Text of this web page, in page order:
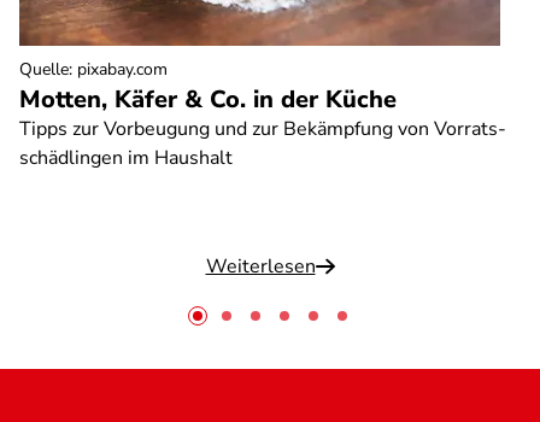
Motten, Käfer & Co. in der Küche
Tipps zur Vorbeugung und zur Bekämpfung von Vorrats-
schädlingen im Haushalt
Weiterlesen
Quelle: pixabay.com